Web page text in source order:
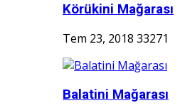
Körükini Mağarası
Tem 23, 2018 33271
Balatini Mağarası